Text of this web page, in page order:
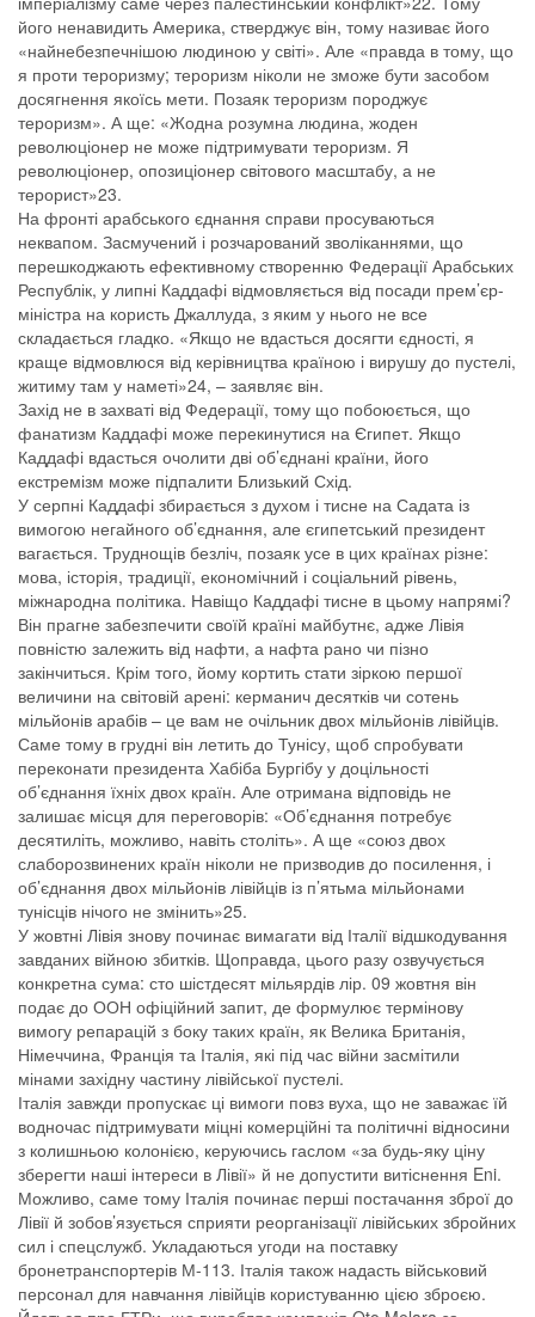
його ненавидить Америка, стверджує він, тому називає його
«найнебезпечнішою людиною у світі». Але «правда в тому, що
я проти тероризму; тероризм ніколи не зможе бути засобом
досягнення якоїсь мети. Позаяк тероризм породжує
тероризм». А ще: «Жодна розумна людина, жоден
революціонер не може підтримувати тероризм. Я
революціонер, опозиціонер світового масштабу, а не
терорист»23.
На фронті арабського єднання справи просуваються
неквапом. Засмучений і розчарований зволіканнями, що
перешкоджають ефективному створенню Федерації Арабських
Республік, у липні Каддафі відмовляється від посади прем’єр-
міністра на користь Джаллуда, з яким у нього не все
складається гладко. «Якщо не вдасться досягти єдності, я
краще відмовлюся від керівництва країною і вирушу до пустелі,
житиму там у наметі»24, – заявляє він.
Захід не в захваті від Федерації, тому що побоюється, що
фанатизм Каддафі може перекинутися на Єгипет. Якщо
Каддафі вдасться очолити дві об’єднані країни, його
екстремізм може підпалити Близький Схід.
У серпні Каддафі збирається з духом і тисне на Садата із
вимогою негайного об’єднання, але єгипетський президент
вагається. Труднощів безліч, позаяк усе в цих країнах різне:
мова, історія, традиції, економічний і соціальний рівень,
міжнародна політика. Навіщо Каддафі тисне в цьому напрямі?
Він прагне забезпечити своїй країні майбутнє, адже Лівія
повністю залежить від нафти, а нафта рано чи пізно
закінчиться. Крім того, йому кортить стати зіркою першої
величини на світовій арені: керманич десятків чи сотень
мільйонів арабів – це вам не очільник двох мільйонів лівійців.
Саме тому в грудні він летить до Тунісу, щоб спробувати
переконати президента Хабіба Бургібу у доцільності
об’єднання їхніх двох країн. Але отримана відповідь не
залишає місця для переговорів: «Об’єднання потребує
десятиліть, можливо, навіть століть». А ще «союз двох
слаборозвинених країн ніколи не призводив до посилення, і
об’єднання двох мільйонів лівійців із п’ятьма мільйонами
тунісців нічого не змінить»25.
У жовтні Лівія знову починає вимагати від Італії відшкодування
завданих війною збитків. Щоправда, цього разу озвучується
конкретна сума: сто шістдесят мільярдів лір. 09 жовтня він
подає до ООН офіційний запит, де формулює термінову
вимогу репарацій з боку таких країн, як Велика Британія,
Німеччина, Франція та Італія, які під час війни засмітили
мінами західну частину лівійської пустелі.
Італія завжди пропускає ці вимоги повз вуха, що не заважає їй
водночас підтримувати міцні комерційні та політичні відносини
з колишньою колонією, керуючись гаслом «за будь-яку ціну
зберегти наші інтереси в Лівії» й не допустити витіснення Eni.
Можливо, саме тому Італія починає перші постачання зброї до
Лівії й зобов’язується сприяти реорганізації лівійських збройних
сил і спецслужб. Укладаються угоди на поставку
бронетранспортерів М-113. Італія також надасть військовий
персонал для навчання лівійців користуванню цією зброєю.